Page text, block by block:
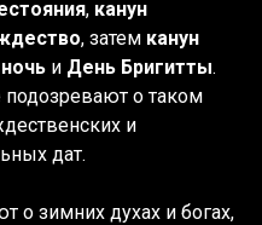
, канун
, затем канун
и День Бригитты.
подозревают о таком
и
дат.
о зимних духах и богах,